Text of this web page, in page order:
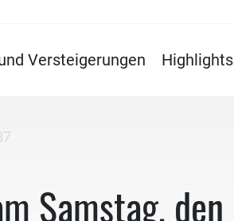
Versteigerungen Highlights
Samstag, den